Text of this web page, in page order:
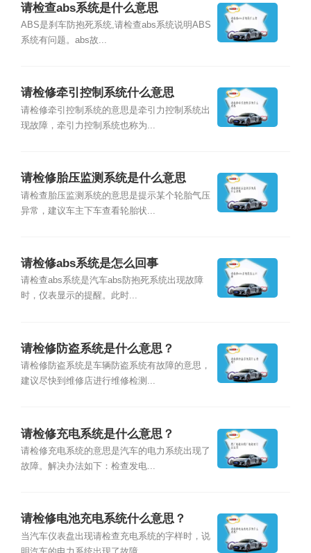
请检查abs系统是什么意思
ABS是刹车防抱死系统,请检查abs系统说明ABS
系统有问题。abs故...
请检修牵引控制系统什么意思
请检修牵引控制系统的意思是牵引力控制系统出
现故障，牵引力控制系统也称为...
请检修胎压监测系统是什么意思
请检查胎压监测系统的意思是提示某个轮胎气压
异常，建议车主下车查看轮胎状...
请检修abs系统是怎么回事
请检查abs系统是汽车abs防抱死系统出现故障
时，仪表显示的提醒。此时...
请检修防盗系统是什么意思？
请检修防盗系统是车辆防盗系统有故障的意思，
建议尽快到维修店进行维修检测...
请检修充电系统是什么意思？
请检修充电系统的意思是汽车的电力系统出现了
故障。解决办法如下：检查发电...
请检修电池充电系统什么意思？
当汽车仪表盘出现请检查充电系统的字样时，说